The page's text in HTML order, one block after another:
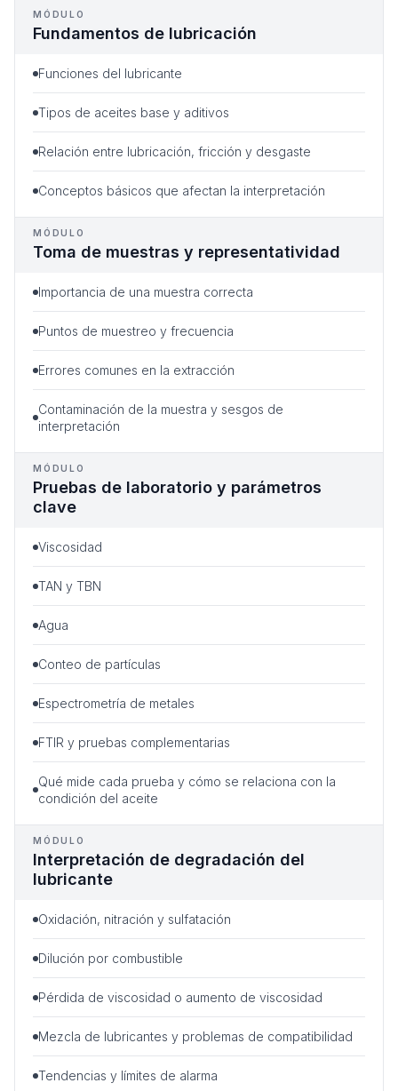
MÓDULO
Fundamentos de lubricación
Funciones del lubricante
Tipos de aceites base y aditivos
Relación entre lubricación, fricción y desgaste
Conceptos básicos que afectan la interpretación
MÓDULO
Toma de muestras y representatividad
Importancia de una muestra correcta
Puntos de muestreo y frecuencia
Errores comunes en la extracción
Contaminación de la muestra y sesgos de
interpretación
MÓDULO
Pruebas de laboratorio y parámetros
clave
Viscosidad
TAN y TBN
Agua
Conteo de partículas
Espectrometría de metales
FTIR y pruebas complementarias
Qué mide cada prueba y cómo se relaciona con la
condición del aceite
MÓDULO
Interpretación de degradación del
lubricante
Oxidación, nitración y sulfatación
Dilución por combustible
Pérdida de viscosidad o aumento de viscosidad
Mezcla de lubricantes y problemas de compatibilidad
Tendencias y límites de alarma